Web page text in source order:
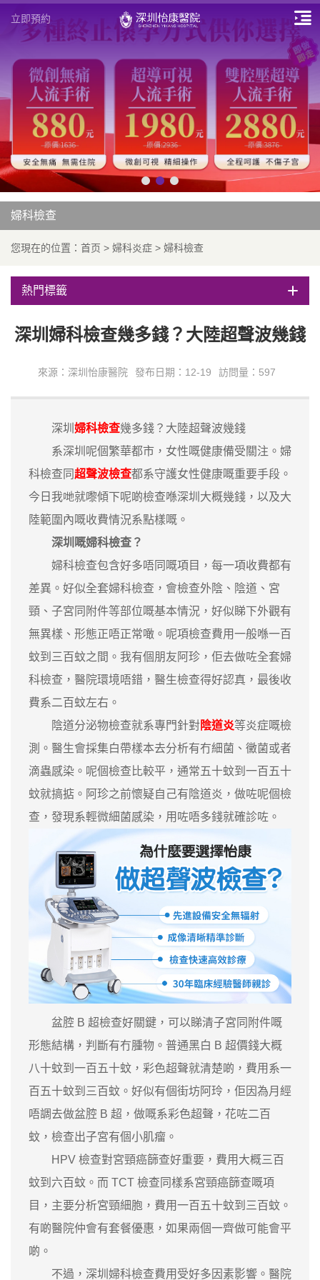
立即預約
婦科檢查
您現在的位置： 首页 > 婦科炎症 > 婦科檢查
熱門標籤
深圳婦科檢查幾多錢？大陸超聲波幾錢
來源：深圳怡康醫院 發布日期：12-19 訪問量：597
深圳 婦科檢查幾多錢？大陸超聲波幾錢
系深圳呢個繁華都市，女性嘅健康備受關注。婦
科檢查同 超聲波檢查都系守護女性健康嘅重要手段。
今日我哋就嚟傾下呢啲檢查喺深圳大概幾錢，以及大
陸範圍內嘅收費情況系點樣嘅。
深圳嘅婦科檢查？
婦科檢查包含好多唔同嘅項目，每一項收費都有
差異。好似全套婦科檢查，會檢查外陰、陰道、宮
頸、子宮同附件等部位嘅基本情況，好似睇下外觀有
無異樣、形態正唔正常噉。呢項檢查費用一般喺一百
蚊到三百蚊之間。我有個朋友阿珍，佢去做咗全套婦
科檢查，醫院環境唔錯，醫生檢查得好認真，最後收
費系二百蚊左右。
陰道分泌物檢查就系專門針對陰道炎等炎症嘅檢
測。醫生會採集白帶樣本去分析有冇細菌、黴菌或者
滴蟲感染。呢個檢查比較平，通常五十蚊到一百五十
蚊就搞掂。阿珍之前懷疑自己有陰道炎，做咗呢個檢
查，發現系輕微細菌感染，用咗唔多錢就確診咗。
盆腔 B 超檢查好關鍵，可以睇清子宮同附件嘅
形態結構，判斷有冇腫物。普通黑白 B 超價錢大概
八十蚊到一百五十蚊，彩色超聲就清楚啲，費用系一
百五十蚊到三百蚊。好似有個街坊阿玲，佢因為月經
唔調去做盆腔 B 超，做嘅系彩色超聲，花咗二百
蚊，檢查出子宮有個小肌瘤。
HPV 檢查對宮頸癌篩查好重要，費用大概三百
蚊到六百蚊。而 TCT 檢查同樣系宮頸癌篩查嘅項
目，主要分析宮頸細胞，費用一百五十蚊到三百蚊。
有啲醫院仲會有套餐優惠，如果兩個一齊做可能會平
啲。
不過，深圳婦科檢查費用受好多因素影響。醫院